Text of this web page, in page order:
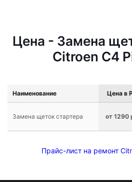
Цена - Замена
Citroen C4
Наименование Цена в
Замена щеток стартера от 1290
Прайс-лист на ремонт